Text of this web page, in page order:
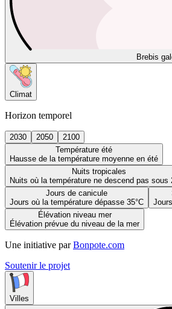
Brebis
Climat
Horizon temporel
2030 2050
2100
Température été
Hausse de la température moyenne en été
Nuits tropicales
Nuits où la température ne descend pas sous
Jours de canicule
Jours où la température dépasse 35°C
Élévation niveau mer
Élévation prévue du niveau de la mer
Une initiative par Bonpote.com
Soutenir le projet
Villes